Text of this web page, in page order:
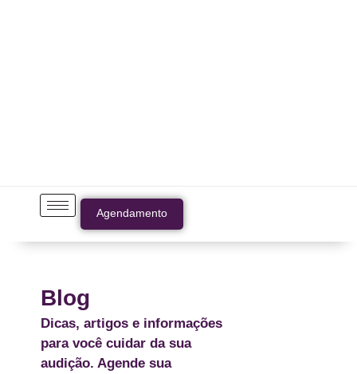
Agendamento
Blog
Dicas, artigos e informações
para você cuidar da sua
audição. Agende sua